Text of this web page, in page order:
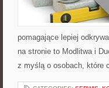
pomagające lepiej
na stronie to Modlitwa i
z myślą o osobach, które